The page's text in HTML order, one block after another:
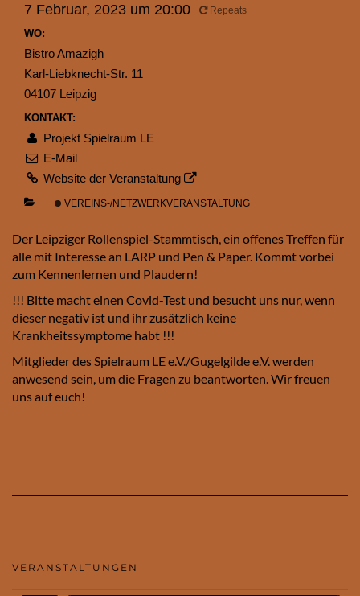
7 Februar, 2023 um 20:00 Repeats
WO:
Bistro Amazigh
Karl-Liebknecht-Str. 11
04107 Leipzig
KONTAKT:
Projekt Spielraum LE
E-Mail
Website der Veranstaltung
VEREINS-/NETZWERKVERANSTALTUNG
Der Leipziger Rollenspiel-Stammtisch, ein offenes Treffen für
alle mit Interesse an LARP und Pen & Paper. Kommt vorbei
zum Kennenlernen und Plaudern!
!!! Bitte macht einen Covid-Test und besucht uns nur, wenn
dieser negativ ist und ihr zusätzlich keine
Krankheitssymptome habt !!!
Mitglieder des Spielraum LE e.V./Gugelgilde e.V. werden
anwesend sein, um die Fragen zu beantworten. Wir freuen
uns auf euch!
VERANSTALTUNGEN